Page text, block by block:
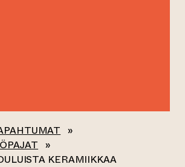
»
»
KERAMIIKKAA